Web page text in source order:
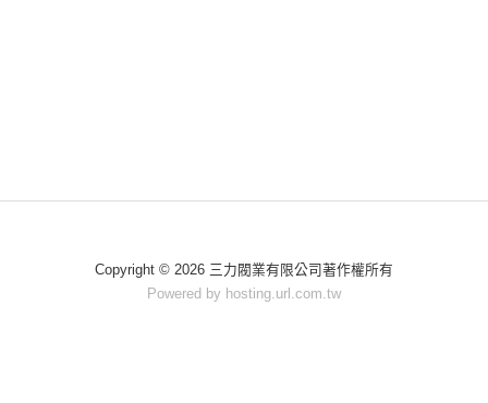
Copyright © 2026 三力閥業有限公司著作權所有
Powered by hosting.url.com.tw